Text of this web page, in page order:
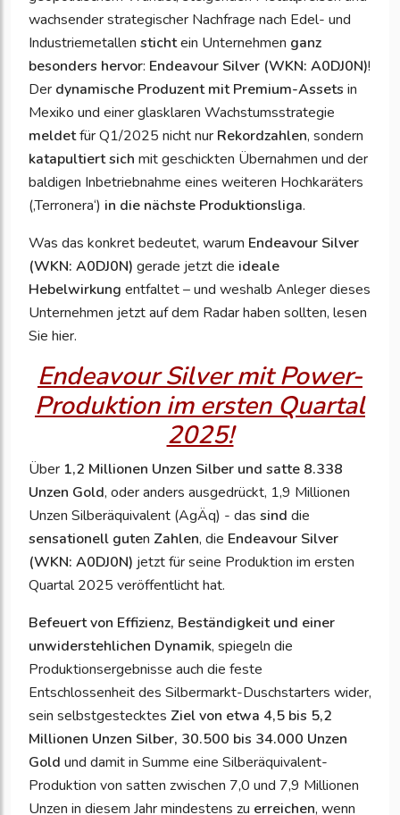
wachsender strategischer Nachfrage nach Edel- und
Industriemetallen stichtein Unternehmen ganz
besonders hervor: Endeavour Silver (WKN: A0DJ0N)!
Der dynamische Produzent mit Premium-Assets in
Mexiko und einer glasklaren Wachstumsstrategie
meldetfür Q1/2025 nicht nur Rekordzahlen, sondern
katapultiert sich mit geschickten Übernahmen und der
baldigen Inbetriebnahme eines weiteren Hochkaräters
(‚Terronera‘) in die nächste Produktionsliga.
Was das konkret bedeutet, warum Endeavour Silver
(WKN: A0DJ0N) gerade jetzt die ideale
Hebelwirkung entfaltet – und weshalb Anleger dieses
Unternehmen jetzt auf dem Radar haben sollten, lesen
Sie hier.
Endeavour Silver mit Power-
Produktion im ersten Quartal
2025!
Über 1,2 Millionen Unzen Silber und satte 8.338
Unzen Gold, oder anders ausgedrückt, 1,9 Millionen
Unzen Silberäquivalent (AgÄq) - das sind die
sensationell guten Zahlen, die Endeavour Silver
(WKN: A0DJ0N) jetzt für seine Produktion im ersten
Quartal 2025 veröffentlicht hat.
Befeuert von Effizienz, Beständigkeit und einer
unwiderstehlichen Dynamik, spiegeln die
Produktionsergebnisse auch die feste
Entschlossenheit des Silbermarkt-Duschstarters wider,
sein selbstgestecktes Ziel von etwa 4,5 bis 5,2
Millionen Unzen Silber, 30.500 bis 34.000 Unzen
Gold und damit in Summe eine Silberäquivalent-
Produktion von satten zwischen 7,0 und 7,9 Millionen
Unzen in diesem Jahr mindestens zu erreichen, wenn